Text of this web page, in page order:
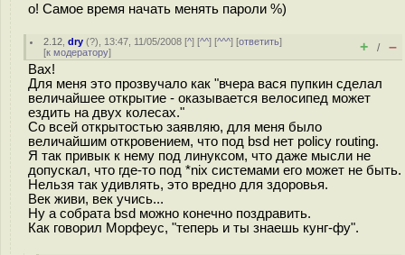
о! Самое время начать менять пароли %)
2.12 ,dry (?), 13:47, 11/05/2008 [^] [^^] [^^^] [ответить]
[к модератору] + / –
Вах!
Для меня это прозвучало как "вчера вася пупкин сделал
величайшее открытие - оказывается велосипед может
ездить на двух колесах."
Со всей открытостью заявляю, для меня было
величайшим откровением, что под bsd нет policy routing.
Я так привык к нему под линуксом, что даже мысли не
допускал, что где-то под *nix системами его может не быть.
Нельзя так удивлять, это вредно для здоровья.
Век живи, век учись...
Ну а собрата bsd можно конечно поздравить.
Как говорил Морфеус, "теперь и ты знаешь кунг-фу".